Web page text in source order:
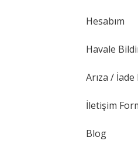
Hesabım
Havale
Arıza /
İletişim
Blog